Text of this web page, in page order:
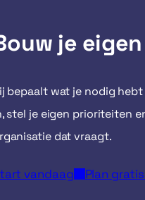
je
bepaalt wat je nodig
stel je eigen prioriteiten
dat vraagt.
vandaag Plan